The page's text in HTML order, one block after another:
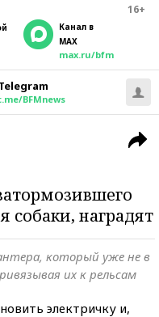
16+
Канал в
MAX
max.ru/bfm
BFMnews
собаки, наградят
который уже не в
их к рельсам
электричку и,